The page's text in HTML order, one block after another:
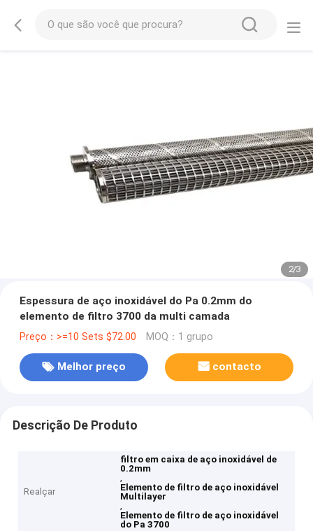
2/3
Espessura de aço inoxidável do Pa 0.2mm do
elemento de filtro 3700 da multi camada
Preço：>=10 Sets $72.00 MOQ：1 grupo
Melhor preço contacto
Descrição De Produto
Realçar
filtro em caixa de aço inoxidável de
0.2mm
,
Elemento de filtro de aço inoxidável
Multilayer
,
Elemento de filtro de aço inoxidável
do Pa 3700